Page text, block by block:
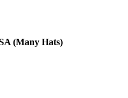
(Many Hats)